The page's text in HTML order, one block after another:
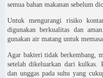
semua bahan makanan sebelum
Untuk mengurangi risiko
digunakan berkualitas dan
gunakan air matang untuk
Agar bakteri tidak berkembang,
setelah dikeluarkan dari kulkas.
dan unggas pada suhu yang